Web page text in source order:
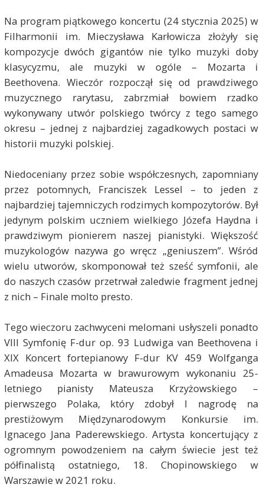
Na program piątkowego koncertu (24 stycznia 2025) w
Filharmonii im. Mieczysława Karłowicza złożyły się
kompozycje dwóch gigantów nie tylko muzyki doby
klasycyzmu, ale muzyki w ogóle – Mozarta i
Beethovena. Wieczór rozpoczął się od prawdziwego
muzycznego rarytasu, zabrzmiał bowiem rzadko
wykonywany utwór polskiego twórcy z tego samego
okresu – jednej z najbardziej zagadkowych postaci w
historii muzyki polskiej.
Niedoceniany przez sobie współczesnych, zapomniany
przez potomnych, Franciszek Lessel – to jeden z
najbardziej tajemniczych rodzimych kompozytorów. Był
jedynym polskim uczniem wielkiego Józefa Haydna i
prawdziwym pionierem naszej pianistyki. Większość
muzykologów nazywa go wręcz „geniuszem”. Wśród
wielu utworów, skomponował też sześć symfonii, ale
do naszych czasów przetrwał zaledwie fragment jednej
z nich – Finale molto presto.
Tego wieczoru zachwyceni melomani usłyszeli ponadto
VIII Symfonię F-dur op. 93 Ludwiga van Beethovena i
XIX Koncert fortepianowy F-dur KV 459 Wolfganga
Amadeusa Mozarta w brawurowym wykonaniu 25-
letniego pianisty Mateusza Krzyżowskiego –
pierwszego Polaka, który zdobył I nagrodę na
prestiżowym Międzynarodowym Konkursie im.
Ignacego Jana Paderewskiego. Artysta koncertujący z
ogromnym powodzeniem na całym świecie jest też
półfinalistą ostatniego, 18. Chopinowskiego w
Warszawie w 2021 roku.